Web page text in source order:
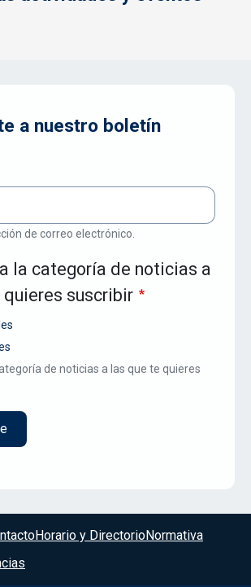
a nuestro boletín
de correo electrónico.
la categoría de noticias a
quieres suscribir
de noticias a las que te quieres
Horario y DirectorioNormativa